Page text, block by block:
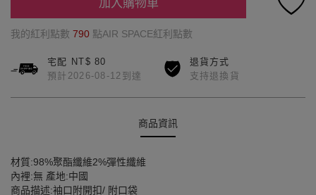
加入購物車
我的紅利點數 790 點AIR SPACE紅利點數
宅配 NT$ 80
預計2026-08-12到達
退貨方式
支持退換貨
商品資訊
材質:98%聚酯纖維2%彈性纖維
內裡:無 產地:中國
商品描述:袖口附開扣/ 附口袋